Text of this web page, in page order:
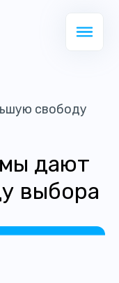
свободу
дают
выбора